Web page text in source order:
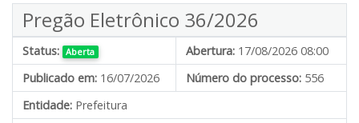
Pregão Eletrônico 36/2026
Status: Aberta Abertura: 17/08/2026 08:00
Publicado em: 16/07/2026 Número do processo: 556
Entidade: Prefeitura